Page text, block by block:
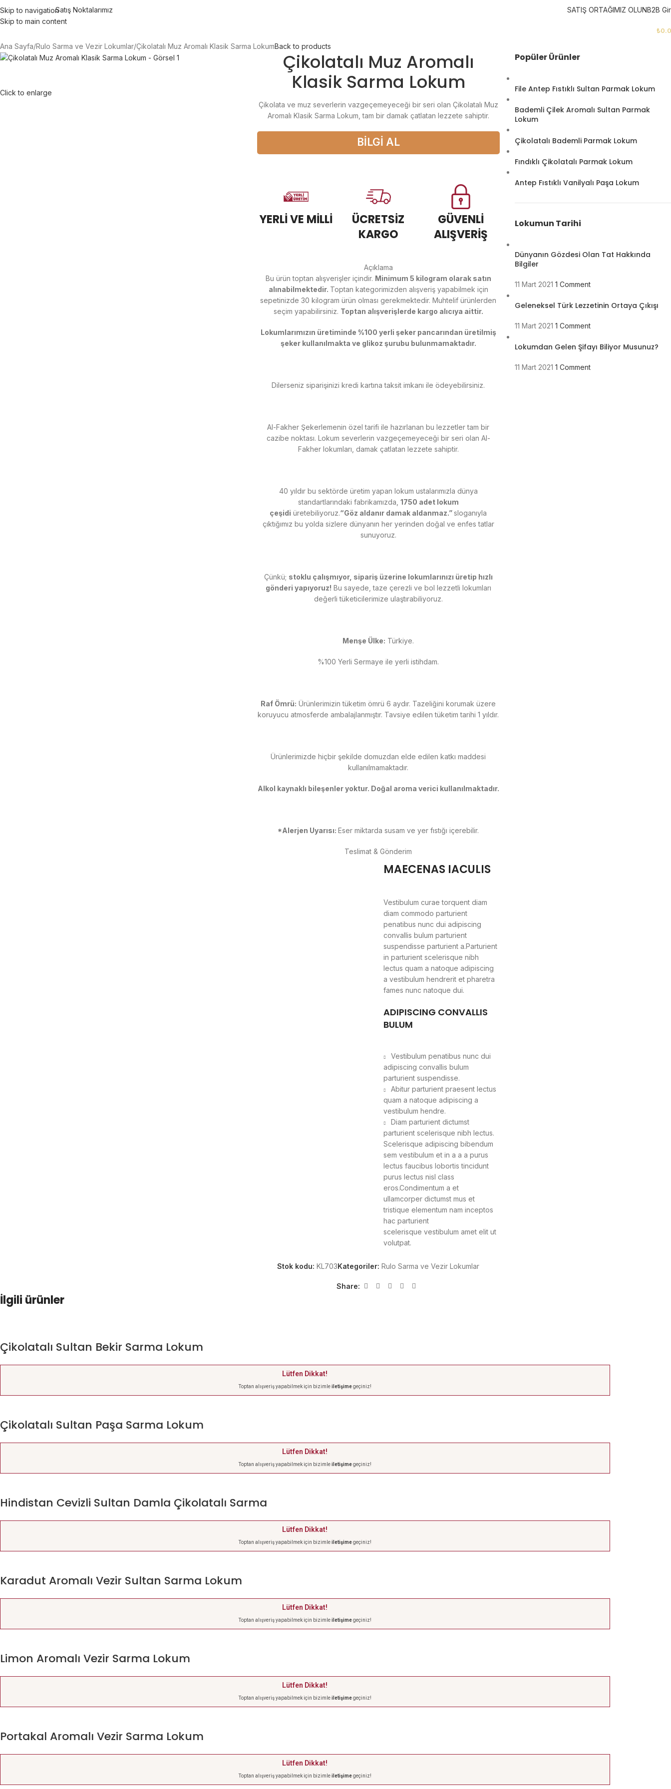
Skip to navigation
Skip to main content
Satış Noktalarımız
SATIŞ ORTAĞIMIZ OLUNB2B
₺
Ana Sayfa Rulo Sarma ve Vezir Lokumlar Çikolatalı Muz Aromalı Klasik Sarma LokumBack to products
Click to enlarge
Çikolatalı Muz Aromalı
Klasik Sarma Lokum
Çikolata ve muz severlerin vazgeçemeyeceği bir seri olan Çikolatalı Muz
Aromalı Klasik Sarma Lokum, tam bir damak çatlatan lezzete sahiptir.
BİLGİ AL
YERLİ VE MİLLİ
ÜCRETSİZ
KARGO
GÜVENLİ
ALIŞVERİŞ
Açıklama
Bu ürün toptan alışverişler içindir. Minimum 5 kilogram olarak satın
alınabilmektedir. Toptan kategorimizden alışveriş yapabilmek için
sepetinizde 30 kilogram ürün olması gerekmektedir. Muhtelif ürünlerden
seçim yapabilirsiniz. Toptan alışverişlerde kargo alıcıya aittir.
Lokumlarımızın üretiminde %100 yerli şeker pancarından üretilmiş
şeker kullanılmakta ve glikoz şurubu bulunmamaktadır.
Dilerseniz siparişinizi kredi kartına taksit imkanı ile ödeyebilirsiniz.
Al-Fakher Şekerlemenin özel tarifi ile hazırlanan bu lezzetler tam bir
cazibe noktası. Lokum severlerin vazgeçemeyeceği bir seri olan Al-
Fakher lokumları, damak çatlatan lezzete sahiptir.
40 yıldır bu sektörde üretim yapan lokum ustalarımızla dünya
standartlarındaki fabrikamızda, 1750 adet lokum
çeşidi üretebiliyoruz.“Göz aldanır damak aldanmaz.”sloganıyla
çıktığımız bu yolda sizlere dünyanın her yerinden doğal ve enfes tatlar
sunuyoruz.
Çünkü; stoklu çalışmıyor, sipariş üzerine lokumlarınızı üretip hızlı
gönderi yapıyoruz! Bu sayede, taze çerezli ve bol lezzetli lokumları
değerli tüketicilerimize ulaştırabiliyoruz.
Menşe Ülke: Türkiye.
%100 Yerli Sermaye ile yerli istihdam.
Raf Ömrü: Ürünlerimizin tüketim ömrü 6 aydır. Tazeliğini korumak üzere
koruyucu atmosferde ambalajlanmıştır. Tavsiye edilen tüketim tarihi 1 yıldır.
Ürünlerimizde hiçbir şekilde domuzdan elde edilen katkı maddesi
kullanılmamaktadır.
Alkol kaynaklı bileşenler yoktur. Doğal aroma verici kullanılmaktadır.
*Alerjen Uyarısı:Eser miktarda susam ve yer fıstığı içerebilir.
Teslimat & Gönderim
MAECENAS IACULIS
Vestibulum curae torquent diam
diam commodo parturient
penatibus nunc dui adipiscing
convallis bulum parturient
suspendisse parturient a.Parturient
in parturient scelerisque nibh
lectus quam a natoque adipiscing
a vestibulum hendrerit et pharetra
fames nunc natoque dui.
ADIPISCING CONVALLIS
BULUM
Vestibulum penatibus nunc dui
adipiscing convallis bulum
parturient suspendisse.
Abitur parturient praesent lectus
quam a natoque adipiscing a
vestibulum hendre.
Diam parturient dictumst
parturient scelerisque nibh lectus.
Scelerisque adipiscing bibendum
sem vestibulum et in a a a purus
lectus faucibus lobortis tincidunt
purus lectus nisl class
eros.Condimentum a et
ullamcorper dictumst mus et
tristique elementum nam inceptos
hac parturient
scelerisque vestibulum amet elit ut
volutpat.
Stok kodu:KL703Kategoriler: Rulo Sarma ve Vezir Lokumlar
Share:
Popüler Ürünler
File Antep Fıstıklı Sultan Parmak Lokum
Bademli Çilek Aromalı Sultan Parmak
Lokum
Çikolatalı Bademli Parmak Lokum
Fındıklı Çikolatalı Parmak Lokum
Antep Fıstıklı Vanilyalı Paşa Lokum
Lokumun Tarihi
Dünyanın Gözdesi Olan Tat Hakkında
Bilgiler
11 Mart 2021 1 Comment
Geleneksel Türk Lezzetinin Ortaya Çıkışı
11 Mart 2021 1 Comment
Lokumdan Gelen Şifayı Biliyor Musunuz?
11 Mart 2021 1 Comment
İlgili ürünler
Çikolatalı Sultan Bekir Sarma Lokum
Lütfen Dikkat!
Toptan alışveriş yapabilmek için bizimleiletişimegeçiniz!
Çikolatalı Sultan Paşa Sarma Lokum
Lütfen Dikkat!
Toptan alışveriş yapabilmek için bizimleiletişimegeçiniz!
Hindistan Cevizli Sultan Damla Çikolatalı Sarma
Lütfen Dikkat!
Toptan alışveriş yapabilmek için bizimleiletişimegeçiniz!
Karadut Aromalı Vezir Sultan Sarma Lokum
Lütfen Dikkat!
Toptan alışveriş yapabilmek için bizimleiletişimegeçiniz!
Limon Aromalı Vezir Sarma Lokum
Lütfen Dikkat!
Toptan alışveriş yapabilmek için bizimleiletişimegeçiniz!
Portakal Aromalı Vezir Sarma Lokum
Lütfen Dikkat!
Toptan alışveriş yapabilmek için bizimleiletişimegeçiniz!